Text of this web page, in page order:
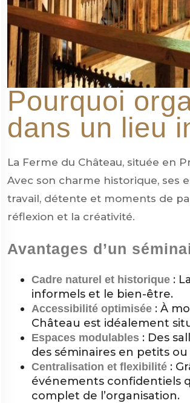
Pourquoi
dans un lieu
La Ferme du Château, située en
Avec son charme historique, ses
travail, détente et moments de
réflexion et la créativité.
Avantages d’un
Cadre naturel et historique :
informels et le bien-être.
Accessibilité optimisée : À
Château est idéalement
Espaces modulables : Des
des séminaires en petits
Centralisation et flexibilité :
événements confidentiels
complet de l’organisation.